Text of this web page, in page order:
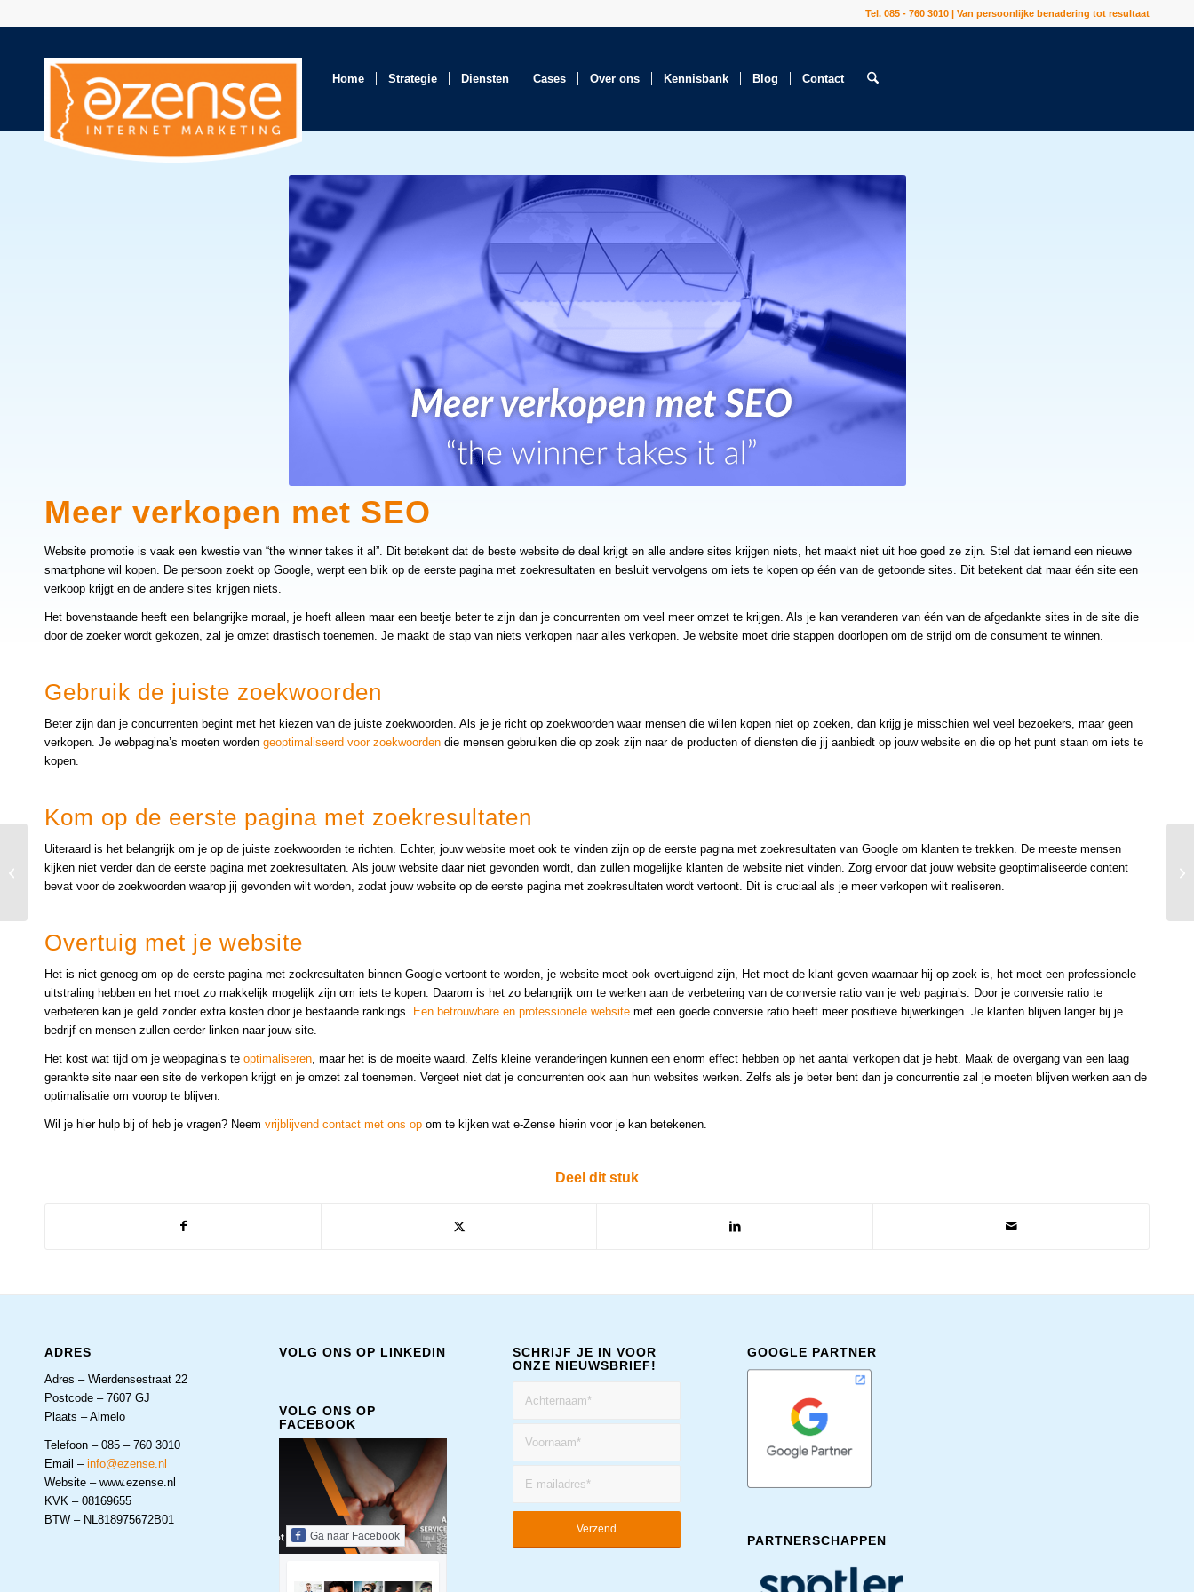
Tel. 085 - 760 3010 | Van persoonlijke benadering tot resultaat
Home Strategie Diensten Cases Over ons Kennisbank Blog Contact
Meer verkopen met SEO
Website promotie is vaak een kwestie van “the winner takes it al”. Dit betekent dat de beste website de deal krijgt en alle andere sites krijgen niets, het maakt niet uit hoe goed ze zijn. Stel dat iemand een nieuwe
smartphone wil kopen. De persoon zoekt op Google, werpt een blik op de eerste pagina met zoekresultaten en besluit vervolgens om iets te kopen op één van de getoonde sites. Dit betekent dat maar één site een
verkoop krijgt en de andere sites krijgen niets.
Het bovenstaande heeft een belangrijke moraal, je hoeft alleen maar een beetje beter te zijn dan je concurrenten om veel meer omzet te krijgen. Als je kan veranderen van één van de afgedankte sites in de site die
door de zoeker wordt gekozen, zal je omzet drastisch toenemen. Je maakt de stap van niets verkopen naar alles verkopen. Je website moet drie stappen doorlopen om de strijd om de consument te winnen.
Gebruik de juiste zoekwoorden
Beter zijn dan je concurrenten begint met het kiezen van de juiste zoekwoorden. Als je je richt op zoekwoorden waar mensen die willen kopen niet op zoeken, dan krijg je misschien wel veel bezoekers, maar geen
verkopen. Je webpagina’s moeten worden geoptimaliseerd voor zoekwoorden die mensen gebruiken die op zoek zijn naar de producten of diensten die jij aanbiedt op jouw website en die op het punt staan om iets te
kopen.
Kom op de eerste pagina met zoekresultaten
Uiteraard is het belangrijk om je op de juiste zoekwoorden te richten. Echter, jouw website moet ook te vinden zijn op de eerste pagina met zoekresultaten van Google om klanten te trekken. De meeste mensen
kijken niet verder dan de eerste pagina met zoekresultaten. Als jouw website daar niet gevonden wordt, dan zullen mogelijke klanten de website niet vinden. Zorg ervoor dat jouw website geoptimaliseerde content
bevat voor de zoekwoorden waarop jij gevonden wilt worden, zodat jouw website op de eerste pagina met zoekresultaten wordt vertoont. Dit is cruciaal als je meer verkopen wilt realiseren.
Overtuig met je website
Het is niet genoeg om op de eerste pagina met zoekresultaten binnen Google vertoont te worden, je website moet ook overtuigend zijn, Het moet de klant geven waarnaar hij op zoek is, het moet een professionele
uitstraling hebben en het moet zo makkelijk mogelijk zijn om iets te kopen. Daarom is het zo belangrijk om te werken aan de verbetering van de conversie ratio van je web pagina’s. Door je conversie ratio te
verbeteren kan je geld zonder extra kosten door je bestaande rankings. Een betrouwbare en professionele website met een goede conversie ratio heeft meer positieve bijwerkingen. Je klanten blijven langer bij je
bedrijf en mensen zullen eerder linken naar jouw site.
Het kost wat tijd om je webpagina’s te optimaliseren, maar het is de moeite waard. Zelfs kleine veranderingen kunnen een enorm effect hebben op het aantal verkopen dat je hebt. Maak de overgang van een laag
gerankte site naar een site de verkopen krijgt en je omzet zal toenemen. Vergeet niet dat je concurrenten ook aan hun websites werken. Zelfs als je beter bent dan je concurrentie zal je moeten blijven werken aan de
optimalisatie om voorop te blijven.
Wil je hier hulp bij of heb je vragen? Neem vrijblijvend contact met ons op om te kijken wat e-Zense hierin voor je kan betekenen.
Deel dit stuk
ADRES
Adres – Wierdensestraat 22
Postcode – 7607 GJ
Plaats – Almelo
Telefoon – 085 – 760 3010
Email – info@ezense.nl
Website – www.ezense.nl
KVK – 08169655
BTW – NL818975672B01
VOLG ONS OP LINKEDIN
VOLG ONS OP
FACEBOOK
Ga naar Facebook
SCHRIJF JE IN VOOR
ONZE NIEUWSBRIEF!
GOOGLE PARTNER
PARTNERSCHAPPEN
Waarom is links een
belangrijke factor voor
je vindbaarheid?